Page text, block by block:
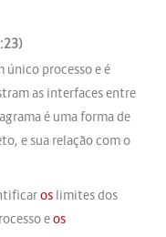
único processo e é
as interfaces entre
é uma forma de
e sua relação com o
oslimites dos
eos